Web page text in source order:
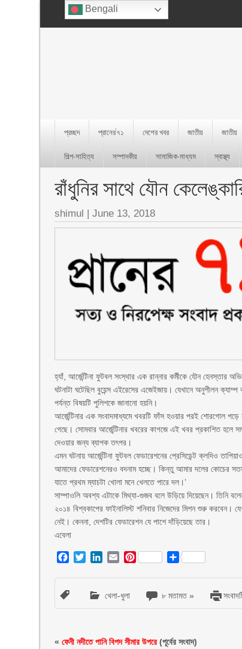
প্রচ্ছদ প্রানের’৭১ দেশের খবর জাতীয় জাতীয়
শিল্প-সাহিত্য
সম্পাদকীয় সামাজিক-মাধ্যম স্বাস্থ্য
রাঁধুনির সাথে যৌন
shimul |June 13, 2018
হ্যাঁ, আর্জেন্টিনা ফুটবল সংস্থার এক রান্নার কর্মীকে যৌন হেনস্তার
ঘটনাটা ঘটেছিল বুয়েন্স এইরেসের এজেইজায়। যেখানে অনুশীলন ক্যাম্প
পর্যন্ত বিষয়টি পুলিশকে জানানো হয়নি।
আর্জেন্টিনার এক সংবাদমাধ্যমে খবরটি ফাঁস হওয়ার পরই শোরগোল
গেছে। সোমবার আর্জেন্টিনার খবরের কাগজে এই খবর প্রকাশিত হলে
দেওয়ার জন্য ব্যাপক তৎপর।
এমন ঘটনায় আর্জেন্টিনা ফুটবল ফেডারেশনের প্রেসিডেন্ট ক্লদিও
আমাদের ফেডারেশনেরও বদনাম হচ্ছে। কিন্তু আমার দলের কোচের
যাতে প্রথম ম্যাচটা খোলা মনে খেলতে পারে দল।’
সাম্পাওলি অবশ্য এটাকে মিথ্যা-গুজব বলে উড়িয়ে দিয়েছেন। তিনি
২০১৪ বিশ্বকাপের ফাইনালিস্ট শনিবার নিজেদের মিশন শুরু করবেন।
নেই। কেননা, দেশটির ফেডারেশন যে পাশে দাঁড়িয়েছে তার।
এবেলা
Facebook
TwitterLinkedIn
EmailPinterest Share
খেলা-ধুলা ৮ মতামত »
«ফেনী নদীতে পানি বিপদ সীমার উপরে(পূর্বের সংবাদ)
Bengali